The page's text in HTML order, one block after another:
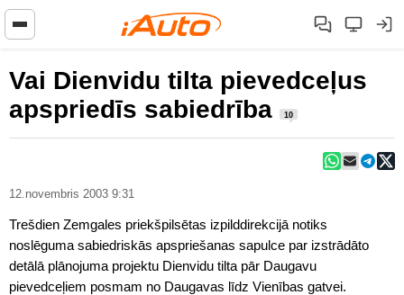
Vai Dienvidu tilta pievedceļus
apspriedīs sabiedrība
10
12.novembris 2003 9:31
Trešdien Zemgales priekšpilsētas izpilddirekcijā notiks
noslēguma sabiedriskās apspriešanas sapulce par izstrādāto
detālā plānojuma projektu Dienvidu tilta pār Daugavu
pievedceļiem posmam no Daugavas līdz Vienības gatvei.